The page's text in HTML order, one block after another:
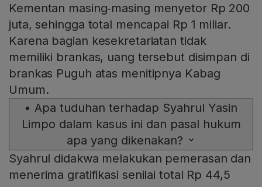
Kementan masing‑masing menyetor Rp 200
juta, sehingga total mencapai Rp 1 miliar.
Karena bagian kesekretariatan tidak
memiliki brankas, uang tersebut disimpan di
brankas Puguh atas menitipnya Kabag
Umum.
• Apa tuduhan terhadap Syahrul Yasin
Limpo dalam kasus ini dan pasal hukum
apa yang dikenakan?
Syahrul didakwa melakukan pemerasan dan
menerima gratifikasi senilai total Rp 44,5